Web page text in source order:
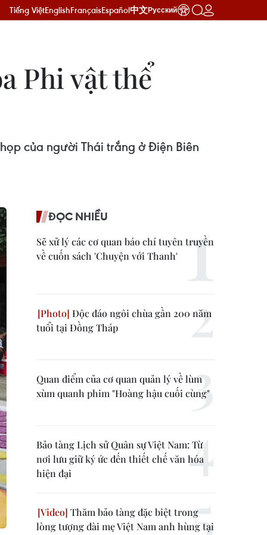
Tiếng ViệtEnglishFrançaisEspañol中文Русский
Phi vật thể
của người Thái trắng ở Điện Biên
ĐỌC NHIỀU
Sẽ xử lý các cơ quan báo chí tuyên truyền
về cuốn sách 'Chuyện với Thanh'
Độc đáo ngôi chùa gần 200 năm
tuổi tại Đồng Tháp
Quan điểm của cơ quan quản lý về lùm
xùm quanh phim "Hoàng hậu cuối cùng"
Bảo tàng Lịch sử Quân sự Việt Nam: Từ
nơi lưu giữ ký ức đến thiết chế văn hóa
hiện đại
Thăm bảo tàng đặc biệt trong
lòng tượng đài mẹ Việt Nam anh hùng tại